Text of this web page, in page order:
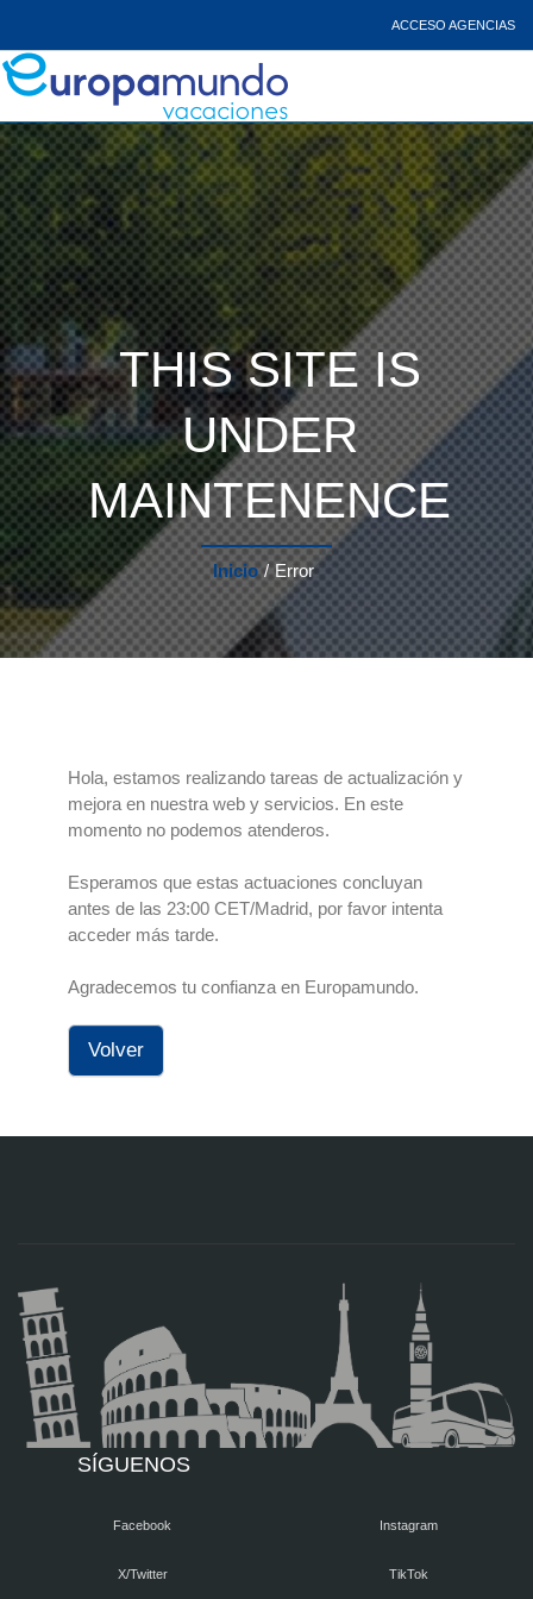
ACCESO AGENCIAS
THIS SITE IS
UNDER
MAINTENENCE
Inicio / Error
Hola, estamos realizando tareas de actualización y
mejora en nuestra web y servicios. En este
momento no podemos atenderos.
Esperamos que estas actuaciones concluyan
antes de las 23:00 CET/Madrid, por favor intenta
acceder más tarde.
Agradecemos tu confianza en Europamundo.
Volver
SÍGUENOS
Facebook
X/Twitter
Instagram
TikTok